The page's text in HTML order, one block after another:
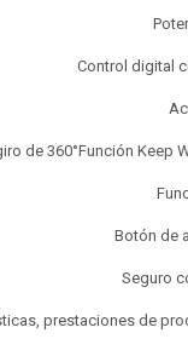
Control digital
de 360°Función Keep
Botón de
Seguro
prestaciones de